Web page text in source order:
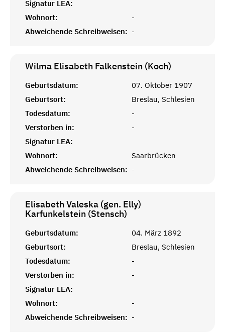
Signatur LEA:
Wohnort:
-
Abweichende Schreibweisen: -
Wilma Elisabeth Falkenstein (Koch)
Geburtsdatum:
07. Oktober 1907
Geburtsort:
Breslau, Schlesien
Todesdatum:
-
Verstorben in:
-
Signatur LEA:
Wohnort:
Saarbrücken
Abweichende Schreibweisen: -
Elisabeth Valeska (gen. Elly)
Karfunkelstein (Stensch)
Geburtsdatum:
04. März 1892
Geburtsort:
Breslau, Schlesien
Todesdatum:
-
Verstorben in:
-
Signatur LEA:
Wohnort:
-
Abweichende Schreibweisen: -